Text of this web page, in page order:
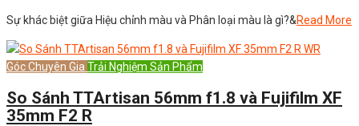
Sự khác biệt giữa Hiệu chỉnh màu và Phân loại màu là gì?&Read More
Góc Chuyên Gia Trải Nghiệm Sản Phẩm
So Sánh TTArtisan 56mm f1.8 và Fujifilm XF
35mm F2 R